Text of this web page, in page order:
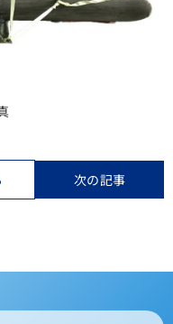
次の記事